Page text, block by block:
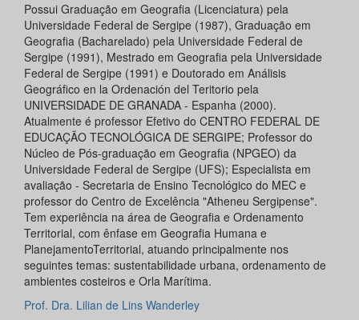
Possui Graduação em Geografia (Licenciatura) pela
Universidade Federal de Sergipe (1987), Graduação em
Geografia (Bacharelado) pela Universidade Federal de
Sergipe (1991), Mestrado em Geografia pela Universidade
Federal de Sergipe (1991) e Doutorado em Análisis
Geográfico en la Ordenación del Teritorio pela
UNIVERSIDADE DE GRANADA - Espanha (2000).
Atualmente é professor Efetivo do CENTRO FEDERAL DE
EDUCAÇÃO TECNOLÓGICA DE SERGIPE; Professor do
Núcleo de Pós-graduação em Geografia (NPGEO) da
Universidade Federal de Sergipe (UFS); Especialista em
avaliação - Secretaria de Ensino Tecnológico do MEC e
professor do Centro de Excelência "Atheneu Sergipense".
Tem experiência na área de Geografia e Ordenamento
Territorial, com ênfase em Geografia Humana e
PlanejamentoTerritorial, atuando principalmente nos
seguintes temas: sustentabilidade urbana, ordenamento de
ambientes costeiros e Orla Marítima.
Prof. Dra. Lilian de Lins Wanderley